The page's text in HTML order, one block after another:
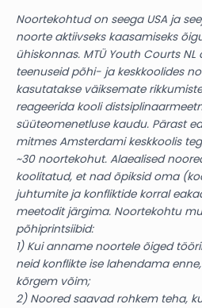
Noortekohtud on seega USA ja
noorte aktiivseks kaasamiseks
ühiskonnas. MTÜ Youth Courts
teenuseid põhi- ja keskkoolides
kasutatakse väiksemate
reageerida kooli
süüteomenetluse kaudu. Pärast
mitmes Amsterdami keskkoolis
~30 noortekohut. Alaealised
koolitatud, et nad õpiksid oma
juhtumite ja konfliktide korral
meetodit järgima. Noortekohtu
põhiprintsiibid:
1) Kui anname noortele õiged
neid konflikte ise lahendama
kõrgem võim;
2) Noored saavad rohkem teha,